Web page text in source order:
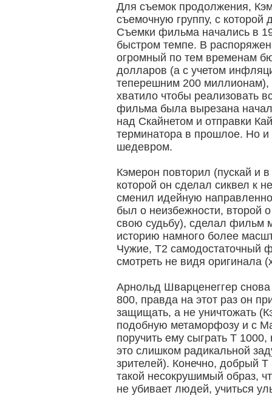
Для съемок продолжения,
съемочную группу, с которой
Съемки фильма начались в
быстром темпе. В
огромный по тем временам
долларов (а с учетом
теперешним 200
хватило чтобы реализовать
фильма была вырезана
над Скайнетом и отправки
терминатора в прошлое. Но и
шедевром.
Кэмерон повторил (пускай и
которой он сделал сиквел к
сменил идейную
был о неизбежности, второй
свою судьбу), сделал фильм
историю намного более
Чужие, Т2 самодостаточный
смотреть не видя оригинала
Арнольд Шварценеггер
800, правда на этот раз он
защищать, а не уничтожать
подобную метаморфозу и с
поручить ему сыграть Т 1000,
это слишком радикальной
зрителей). Конечно, добрый
такой несокрушимый образ,
не убивает людей, учиться